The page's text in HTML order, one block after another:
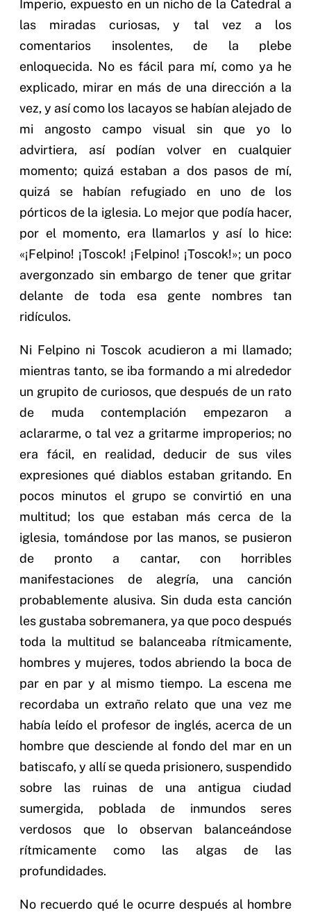
Imperio, expuesto en un nicho de la Catedral a
las miradas curiosas, y tal vez a los
comentarios insolentes, de la plebe
enloquecida. No es fácil para mí, como ya he
explicado, mirar en más de una dirección a la
vez, y así como los lacayos se habían alejado de
mi angosto campo visual sin que yo lo
advirtiera, así podían volver en cualquier
momento; quizá estaban a dos pasos de mí,
quizá se habían refugiado en uno de los
pórticos de la iglesia. Lo mejor que podía hacer,
por el momento, era llamarlos y así lo hice:
«¡Felpino! ¡Toscok! ¡Felpino! ¡Toscok!»; un poco
avergonzado sin embargo de tener que gritar
delante de toda esa gente nombres tan
ridículos.
Ni Felpino ni Toscok acudieron a mi llamado;
mientras tanto, se iba formando a mi alrededor
un grupito de curiosos, que después de un rato
de muda contemplación empezaron a
aclararme, o tal vez a gritarme improperios; no
era fácil, en realidad, deducir de sus viles
expresiones qué diablos estaban gritando. En
pocos minutos el grupo se convirtió en una
multitud; los que estaban más cerca de la
iglesia, tomándose por las manos, se pusieron
de pronto a cantar, con horribles
manifestaciones de alegría, una canción
probablemente alusiva. Sin duda esta canción
les gustaba sobremanera, ya que poco después
toda la multitud se balanceaba rítmicamente,
hombres y mujeres, todos abriendo la boca de
par en par y al mismo tiempo. La escena me
recordaba un extraño relato que una vez me
había leído el profesor de inglés, acerca de un
hombre que desciende al fondo del mar en un
batiscafo, y allí se queda prisionero, suspendido
sobre las ruinas de una antigua ciudad
sumergida, poblada de inmundos seres
verdosos que lo observan balanceándose
rítmicamente como las algas de las
profundidades.
No recuerdo qué le ocurre después al hombre